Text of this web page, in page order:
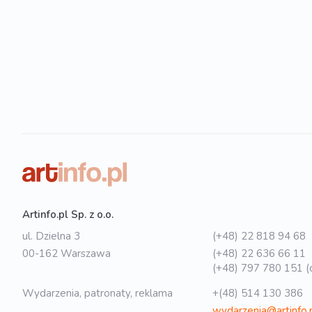
Artinfo.pl Sp. z o.o.
ul. Dzielna 3
00-162 Warszawa
(+48) 22 818 94 68
(+48) 22 636 66 11
(+48) 797 780 151
Wydarzenia, patronaty, reklama
+(48) 514 130 386